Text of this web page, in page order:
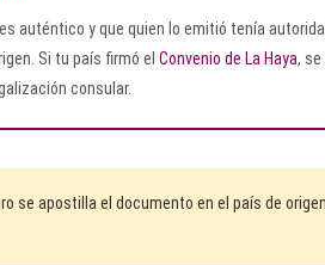
auténtico y que quien lo emitió tenía
Si tu país firmó el Convenio de La Haya,
consular.
se apostilla el documento en el país de